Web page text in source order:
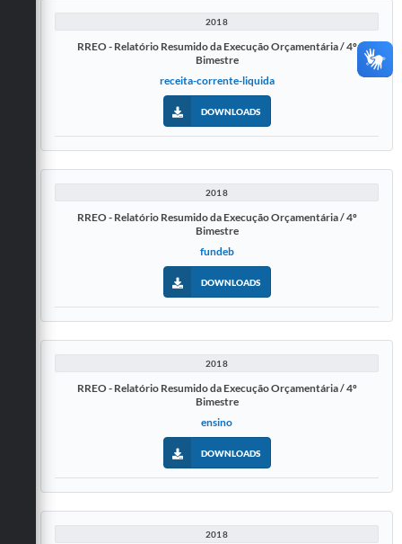
2018
RREO - Relatório Resumido da Execução Orçamentária / 4º
Bimestre
receita-corrente-liquida
DOWNLOADS
2018
RREO - Relatório Resumido da Execução Orçamentária / 4º
Bimestre
fundeb
DOWNLOADS
2018
RREO - Relatório Resumido da Execução Orçamentária / 4º
Bimestre
ensino
DOWNLOADS
2018